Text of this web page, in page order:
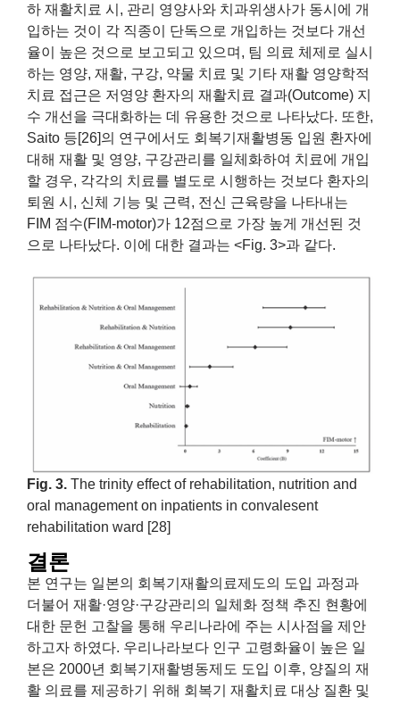
하 재활치료 시, 관리 영양사와 치과위생사가 동시에 개
입하는 것이 각 직종이 단독으로 개입하는 것보다 개선
율이 높은 것으로 보고되고 있으며, 팀 의료 체제로 실시
하는 영양, 재활, 구강, 약물 치료 및 기타 재활 영양학적
치료 접근은 저영양 환자의 재활치료 결과(Outcome) 지
수 개선을 극대화하는 데 유용한 것으로 나타났다. 또한,
Saito 등[26]의 연구에서도 회복기재활병동 입원 환자에
대해 재활 및 영양, 구강관리를 일체화하여 치료에 개입
할 경우, 각각의 치료를 별도로 시행하는 것보다 환자의
퇴원 시, 신체 기능 및 근력, 전신 근육량을 나타내는
FIM 점수(FIM-motor)가 12점으로 가장 높게 개선된 것
으로 나타났다. 이에 대한 결과는 <Fig. 3>과 같다.
Fig. 3. The trinity effect of rehabilitation, nutrition and
oral management on inpatients in convalesent
rehabilitation ward [28]
결론
본 연구는 일본의 회복기재활의료제도의 도입 과정과
더불어 재활·영양·구강관리의 일체화 정책 추진 현황에
대한 문헌 고찰을 통해 우리나라에 주는 시사점을 제안
하고자 하였다. 우리나라보다 인구 고령화율이 높은 일
본은 2000년 회복기재활병동제도 도입 이후, 양질의 재
활 의료를 제공하기 위해 회복기 재활치료 대상 질환 및